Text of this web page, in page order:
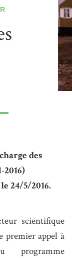
des
2016)
24/5/2016.
scientifique
premier appel à